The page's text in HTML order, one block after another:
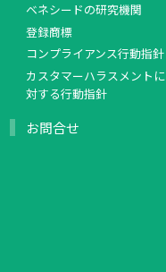
ベネシードの研究機関
登録商標
コンプライアンス行動指針
カスタマーハラスメントに
対する行動指針
お問合せ